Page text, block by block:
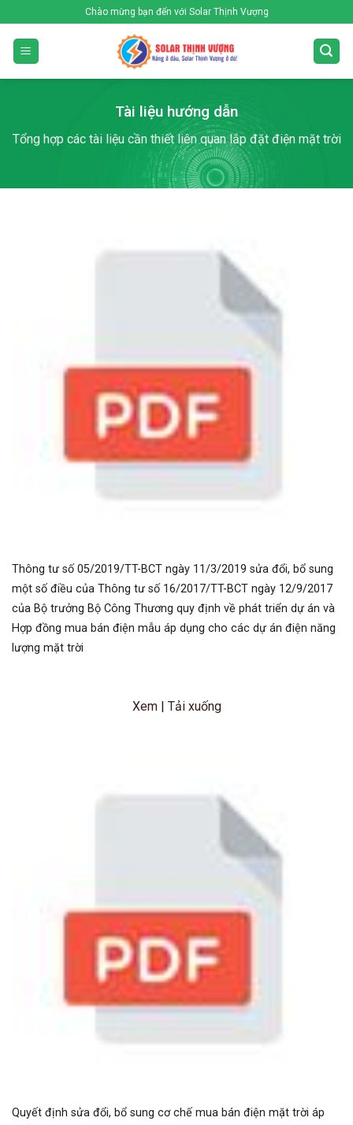
to
content
Chào mừng bạn đến với Solar Thịnh Vượng
Tài liệu hướng dẫn
Tổng hợp các tài liệu cần thiết liên quan lắp đặt điện mặt trời
Thông tư số 05/2019/TT-BCT ngày 11/3/2019 sửa đổi, bổ sung
một số điều của Thông tư số 16/2017/TT-BCT ngày 12/9/2017
của Bộ trưởng Bộ Công Thương quy định về phát triển dự án và
Hợp đồng mua bán điện mẫu áp dụng cho các dự án điện năng
lượng mặt trời
Xem| Tải xuống
Quyết định sửa đổi, bổ sung cơ chế mua bán điện mặt trời áp